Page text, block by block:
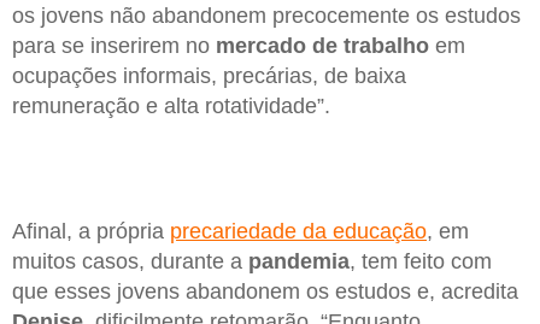
os jovens não abandonem precocemente os estudos
para se inserirem no mercado de trabalho em
ocupações informais, precárias, de baixa
remuneração e alta rotatividade”.
Afinal, a própria precariedade da educação, em
muitos casos, durante a pandemia, tem feito com
que esses jovens abandonem os estudos e, acredita